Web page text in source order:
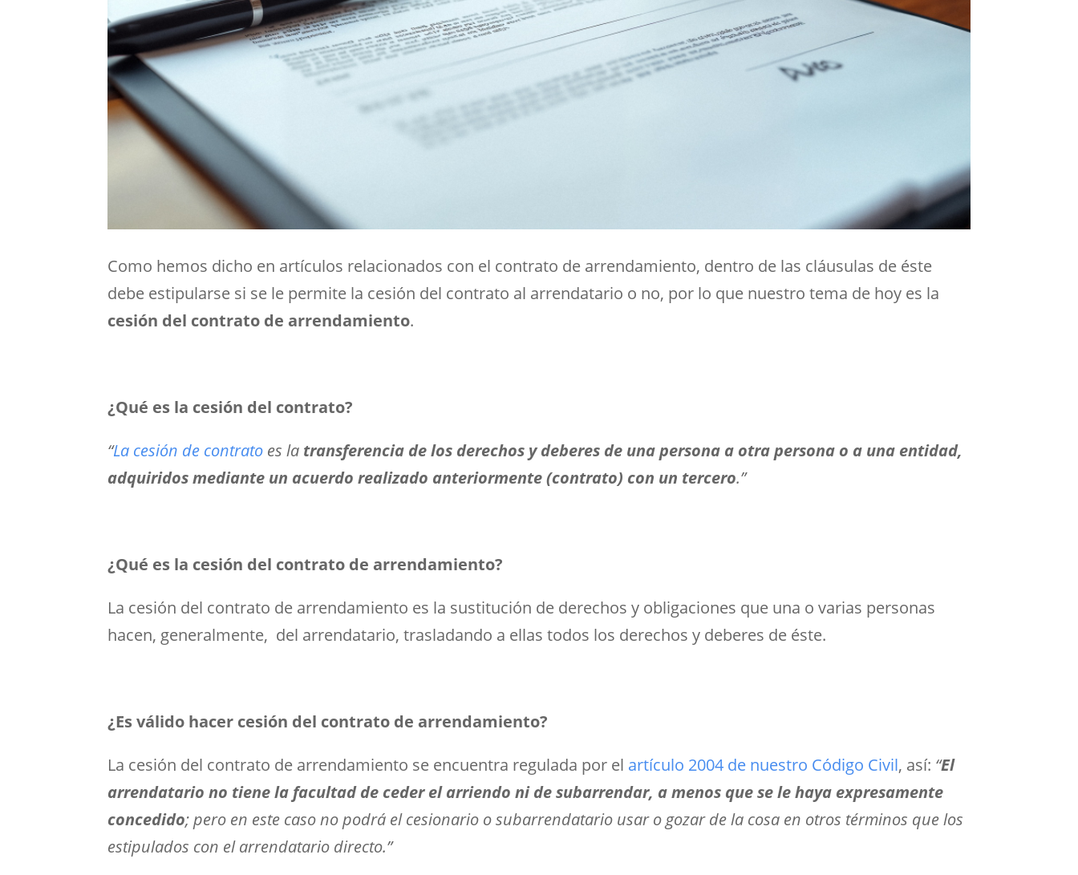
Como hemos dicho en artículos relacionados con el contrato de arrendamiento, dentro de las cláusulas de éste
debe estipularse si se le permite la cesión del contrato al arrendatario o no, por lo que nuestro tema de hoy es la
cesión del contrato de arrendamiento.
¿Qué es la cesión del contrato?
“La cesión de contrato es la transferencia de los derechos y deberes de una persona a otra persona o a una entidad,
adquiridos mediante un acuerdo realizado anteriormente (contrato) con un tercero.”
¿Qué es la cesión del contrato de arrendamiento?
La cesión del contrato de arrendamiento es la sustitución de derechos y obligaciones que una o varias personas
hacen, generalmente, del arrendatario, trasladando a ellas todos los derechos y deberes de éste.
¿Es válido hacer cesión del contrato de arrendamiento?
La cesión del contrato de arrendamiento se encuentra regulada por el artículo 2004 de nuestro Código Civil, así: “El
arrendatario no tiene la facultad de ceder el arriendo ni de subarrendar, a menos que se le haya expresamente
concedido; pero en este caso no podrá el cesionario o subarrendatario usar o gozar de la cosa en otros términos que los
estipulados con el arrendatario directo.”